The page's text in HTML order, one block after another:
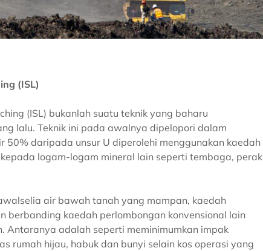
(ISL)
(ISL) bukanlah suatu teknik yang baharu
lalu. Teknik ini pada awalnya dipelopori dalam
50% daripada unsur U diperolehi menggunakan kaedah
logam-logam mineral lain seperti tembaga, perak
air bawah tanah yang mampan, kaedah
berbanding kaedah perlombongan konvensional lain
Antaranya adalah seperti meminimumkan impak
rumah hijau, habuk dan bunyi selain kos operasi yang